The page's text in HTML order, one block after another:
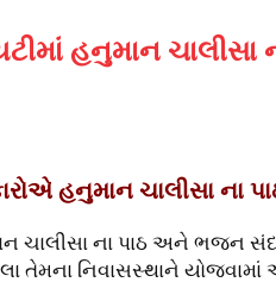
હનુમાન
હનુમાન ચાલીસા ના
ના પાઠ અને ભજન
તેમના નિવાસસ્થાને